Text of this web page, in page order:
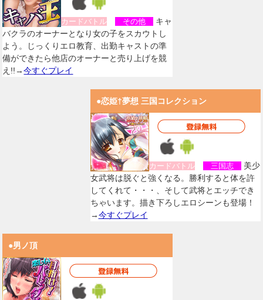
カードバトル その他
キャ
バクラのオーナーとなり女の子をスカウトし
よう。じっくりエロ教育、出勤キャストの準
備ができたら他店のオーナーと売り上げを競
え!!→今すぐプレイ
●恋姫†夢想 三国コレクション
カードバトル 三国志
美少
女武将は脱ぐと強くなる。勝利すると体を許
してくれて・・・、そして武将とエッチでき
ちゃいます。描き下ろしエロシーンも登場！
→今すぐプレイ
●男ノ頂